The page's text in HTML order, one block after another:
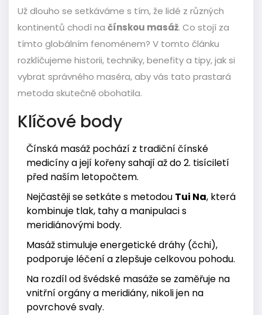
Už dlouho se setkáváme s tím, že lidé z různých
kontinentů chodí na čínskou masáž. Co stojí za
tímto globálním fenoménem? V tomto článku
rozklíčujeme historii, techniky, benefity a tipy, jak si
vybrat správného maséra, aby vás tato prastará
metoda skutečně obohatila.
Klíčové body
Čínská masáž pochází z tradiční čínské
medicíny a její kořeny sahají až do 2. tisíciletí
před naším letopočtem.
Nejčastěji se setkáte s metodou Tui Na, která
kombinuje tlak, tahy a manipulaci s
meridiánovými body.
Masáž stimuluje energetické dráhy (čchi),
podporuje léčení a zlepšuje celkovou pohodu.
Na rozdíl od švédské masáže se zaměřuje na
vnitřní orgány a meridiány, nikoli jen na
povrchové svaly.